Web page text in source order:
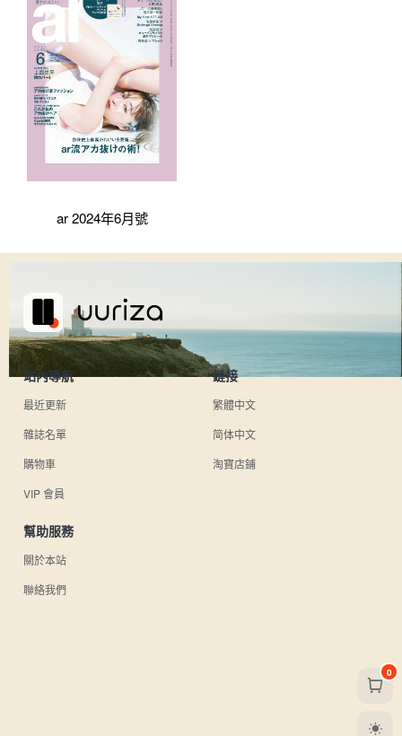
ar 2024年6月號
站內導航
最近更新
雜誌名單
購物車
VIP 會員
鏈接
繁體中文
简体中文
淘寶店鋪
幫助服務
關於本站
聯絡我們
0